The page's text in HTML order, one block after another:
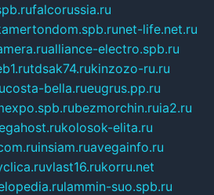
falcorussia.ru
net-life.net.ru
alliance-electro.spb.ru
tdsak74.rukinzozo-ru.ru
costa-bella.rueugrus.pp.ru
bezmorchin.ruia2.ru
kolosok-elita.ru
insiam.ruavegainfo.ru
vlast16.rukorru.net
lammin-suo.spb.ru